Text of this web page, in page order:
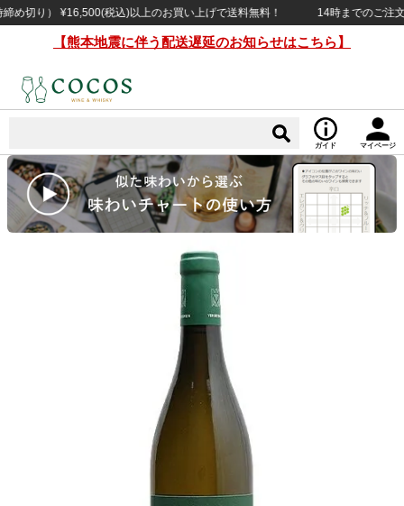
り） ¥16,500(税込)以上のお買い上げで送料無料！ 14時までのご注文
【熊本地震に伴う配送遅延のお知らせはこちら】
ガイド マイページ